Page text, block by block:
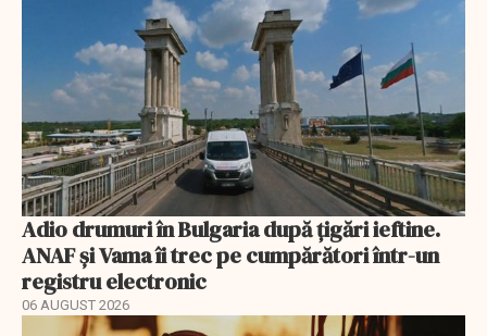
Adio drumuri în Bulgaria după țigări ieftine.
ANAF și Vama îi trec pe cumpărători într-un
registru electronic
06 AUGUST 2026